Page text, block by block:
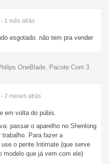
- 1 mês atrás
esgotado. não tem pra vender
OneBlade, Pacote Com 3
- 2 meses atrás
em volta do púbis.
passar o aparelho no Shenlong
Para fazer a
o pente Intimate (que serve
modelo que já vem com ele)